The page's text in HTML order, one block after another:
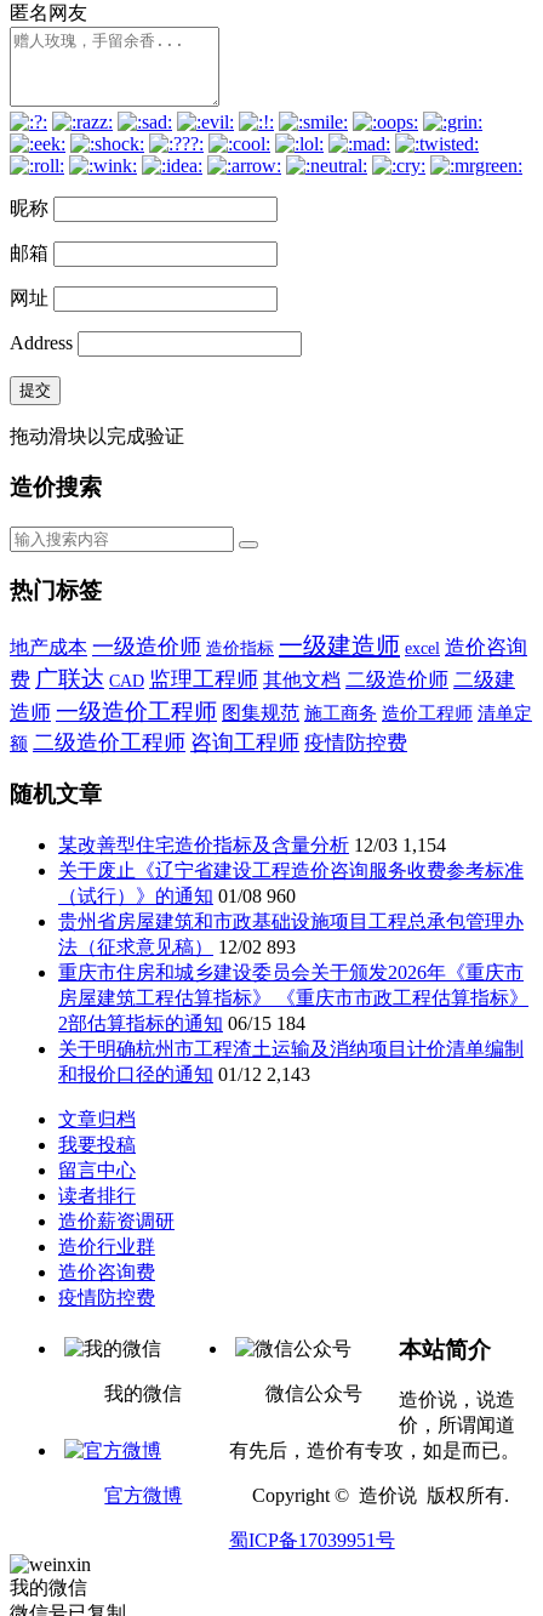
匿名网友
昵称
邮箱
网址
Address
提交
拖动滑块以完成验证
造价搜索
热门标签
地产成本 一级造价师 造价指标 一级建造师 excel 造价咨询
费 广联达 CAD 监理工程师 其他文档 二级造价师 二级建
造师 一级造价工程师 图集规范 施工商务 造价工程师 清单定
额 二级造价工程师 咨询工程师 疫情防控费
随机文章
某改善型住宅造价指标及含量分析 12/03 1,154
关于废止《辽宁省建设工程造价咨询服务收费参考标准
（试行）》的通知 01/08 960
贵州省房屋建筑和市政基础设施项目工程总承包管理办
法（征求意见稿）
12/02 893
重庆市住房和城乡建设委员会关于颁发2026年《重庆市
房屋建筑工程估算指标》 《重庆市市政工程估算指标》
2部估算指标的通知 06/15 184
关于明确杭州市工程渣土运输及消纳项目计价清单编制
和报价口径的通知 01/12 2,143
文章归档
我要投稿
留言中心
读者排行
造价薪资调研
造价行业群
造价咨询费
疫情防控费
我的微信 微信公众号
官方微博
本站简介
造价说，说造
价，所谓闻道
有先后，造价有专攻，如是而已。
Copyright © 造价说 版权所有.
蜀ICP备17039951号
我的微信